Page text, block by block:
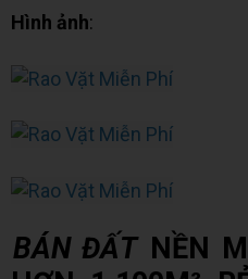
Hình ảnh:
BÁN ĐẤT NỀN